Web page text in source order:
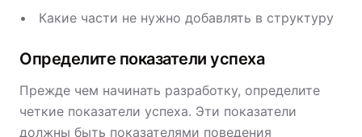
Какие части не нужно добавлять в структуру
Определите показатели успеха
Прежде чем начинать разработку, определите
четкие показатели успеха. Эти показатели
должны быть показателями поведения